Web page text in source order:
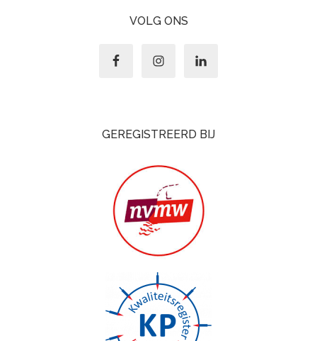
VOLG ONS
GEREGISTREERD BIJ